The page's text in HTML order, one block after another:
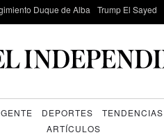
Duque de Alba Trump El Sayed
GENTE DEPORTES TENDENCIAS
ARTÍCULOS